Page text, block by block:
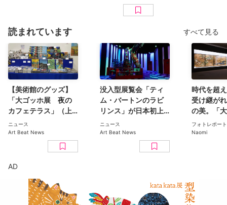
読まれています すべて見る
【美術館のグッズ】
「大ゴッホ展 夜の
カフェテラス」（上
野の森美術館）で見
つけた、編集部おす
すめグッズ10選
ニュース
Art Beat News
没入型展覧会「ティ
ム・バートンのラビ
リンス」が日本初上
陸。豊洲のCREVIA
BASE Tokyoで11月開
ニュース
Art Beat News
時代を超
受け継が
の美。「
日本美術
ン 百花繚乱〜海を越
フォトレポート
Naomi
AD